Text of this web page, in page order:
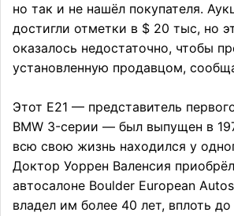
но так и не нашёл покупателя.
достигли отметки в $ 20 тыс, но
оказалось недостаточно, чтобы
установленную продавцом,
Этот E21 — представитель
BMW 3-серии — был выпущен в
всю свою жизнь находился у
Доктор Уоррен Валенсия
автосалоне Boulder European
владел им более 40 лет, вплоть